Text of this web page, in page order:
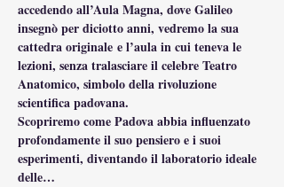
accedendo all’Aula Magna, dove Galileo
insegnò per diciotto anni, vedremo la sua
cattedra originale e l’aula in cui teneva le
lezioni, senza tralasciare il celebre Teatro
Anatomico, simbolo della rivoluzione
scientifica padovana.
Scopriremo come Padova abbia influenzato
profondamente il suo pensiero e i suoi
esperimenti, diventando il laboratorio ideale
delle…